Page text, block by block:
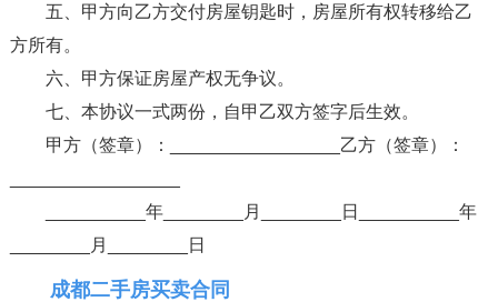
五、甲方向乙方交付房屋钥匙时，房屋所有权转移给乙
方所有。
六、甲方保证房屋产权无争议。
七、本协议一式两份，自甲乙双方签字后生效。
甲方（签章）：_________________乙方（签章）：
__________年________月________日__________年
________月________日
成都二手房买卖合同